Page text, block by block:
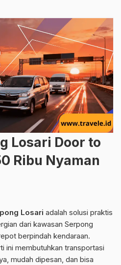
Losari Door to
Ribu Nyaman
Losari adalah solusi praktis
dari kawasan Serpong
berpindah kendaraan.
ini membutuhkan transportasi
mudah dipesan, dan bisa